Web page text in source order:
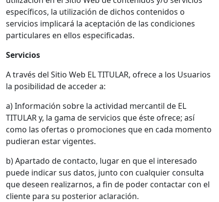
específicos, la utilización de dichos contenidos o
servicios implicará la aceptación de las condiciones
particulares en ellos especificadas.
Servicios
A través del Sitio Web EL TITULAR, ofrece a los Usuarios
la posibilidad de acceder a:
a) Información sobre la actividad mercantil de EL
TITULAR y, la gama de servicios que éste ofrece; así
como las ofertas o promociones que en cada momento
pudieran estar vigentes.
b) Apartado de contacto, lugar en que el interesado
puede indicar sus datos, junto con cualquier consulta
que deseen realizarnos, a fin de poder contactar con el
cliente para su posterior aclaración.